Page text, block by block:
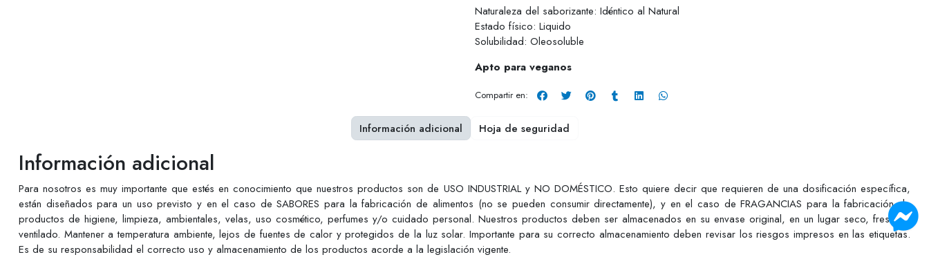
Naturaleza del saborizante: Idéntico al Natural
Estado físico: Liquido
Solubilidad: Oleosoluble
Apto para veganos
Compartir en:
Información adicional
Para nosotros es muy importante que estés en conocimiento que nuestros productos son de USO INDUSTRIAL y NO DOMÉSTICO. Esto quiere decir que requieren de una dosificación específica,
están diseñados para un uso previsto y en el caso de SABORES para la fabricación de alimentos (no se pueden consumir directamente), y en el caso de FRAGANCIAS para la fabricación de
productos de higiene, limpieza, ambientales, velas, uso cosmético, perfumes y/o cuidado personal. Nuestros productos deben ser almacenados en su envase original, en un lugar seco, fresco y
ventilado. Mantener a temperatura ambiente, lejos de fuentes de calor y protegidos de la luz solar. Importante para su correcto almacenamiento deben revisar los riesgos impresos en las etiquetas.
Es de su responsabilidad el correcto uso y almacenamiento de los productos acorde a la legislación vigente.
Información adicional Hoja de seguridad